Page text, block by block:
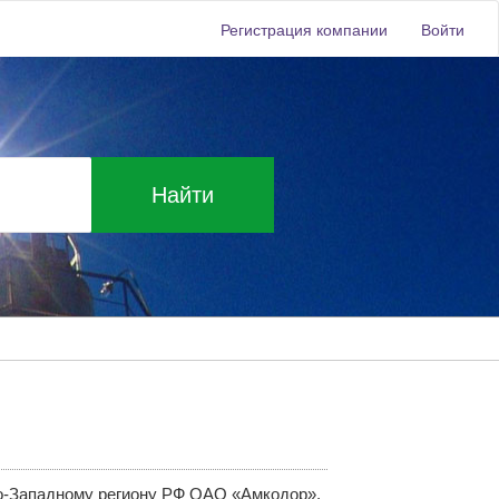
Регистрация компании Войти
Найти
региону РФ ОАО «Амкодор»,